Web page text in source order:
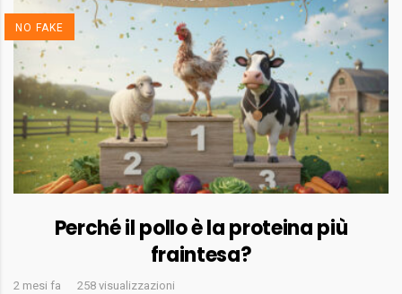
NO FAKE
Perché il pollo è la proteina più
fraintesa?
2 mesi fa 258 visualizzazioni